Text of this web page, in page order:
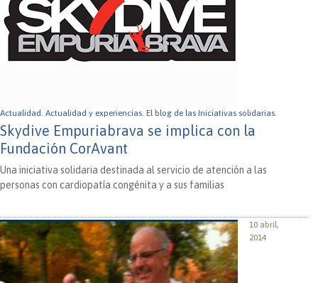
Actualidad. Actualidad y experiencias. El blog de las Iniciativas solidarias.
Skydive Empuriabrava se implica con la
Fundación CorAvant
Una iniciativa solidaria destinada al servicio de atención a las
personas con cardiopatía congénita y a sus familias
10 abril,
2014